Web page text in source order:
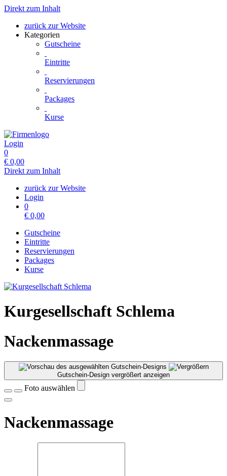
Direkt zum Inhalt
zurück zur Website
Kategorien
Gutscheine
Eintritte
Reservierungen
Packages
Kurse
Login
0
€ 0,00
Direkt zum Inhalt
zurück zur Website
Login
0
€ 0,00
Gutscheine
Eintritte
Reservierungen
Packages
Kurse
Kurgesellschaft Schlema
Nackenmassage
Gutschein-Design vergrößert anzeigen
Foto auswählen
Nackenmassage